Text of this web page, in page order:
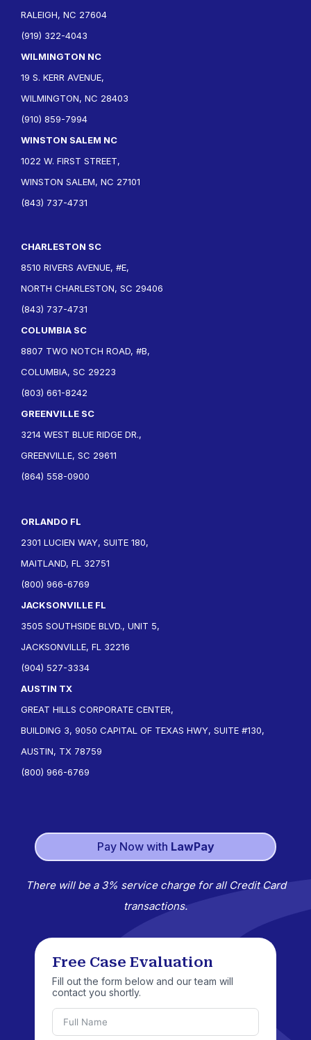
RALEIGH, NC 27604
(919) 322-4043
WILMINGTON NC
19 S. KERR AVENUE,
WILMINGTON, NC 28403
(910) 859-7994
WINSTON SALEM NC
1022 W. FIRST STREET,
WINSTON SALEM, NC 27101
(843) 737-4731
CHARLESTON SC
8510 RIVERS AVENUE, #E,
NORTH CHARLESTON, SC 29406
(843) 737-4731
COLUMBIA SC
8807 TWO NOTCH ROAD, #B,
COLUMBIA, SC 29223
(803) 661-8242
GREENVILLE SC
3214 WEST BLUE RIDGE DR.,
GREENVILLE, SC 29611
(864) 558-0900
ORLANDO FL
2301 LUCIEN WAY, SUITE 180,
MAITLAND, FL 32751
(800) 966-6769
JACKSONVILLE FL
3505 SOUTHSIDE BLVD., UNIT 5,
JACKSONVILLE, FL 32216
(904) 527-3334
AUSTIN TX
GREAT HILLS CORPORATE CENTER,
BUILDING 3, 9050 CAPITAL OF TEXAS HWY, SUITE #130,
AUSTIN, TX 78759
(800) 966-6769
Pay Now with LawPay
There will be a 3% service charge for all Credit Card
transactions.
Free Case Evaluation
Fill out the form below and our team will
contact you shortly.